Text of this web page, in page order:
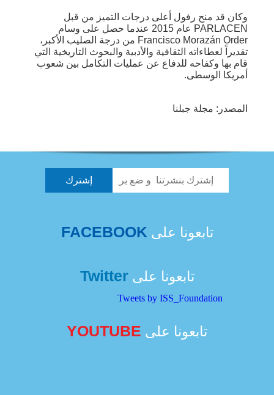
وكان قد منح رفول أعلى درجات التميز من قبل
PARLACEN عام 2015 عندما حصل على وسام
Francisco Morazán Order من درجة الصليب الأكبر،
تقديراً لعطاءاته الثقافية والأدبية والبحوث التاريخية التي
قام بها وكفاحه للدفاع عن عمليات التكامل بين شعوب
أمريكا الوسطى.
المصدر: مجلة جبلنا
تابعونا على FACEBOOK
تابعونا علىTwitter
Tweets by ISS_Foundation
تابعونا على YOUTUBE